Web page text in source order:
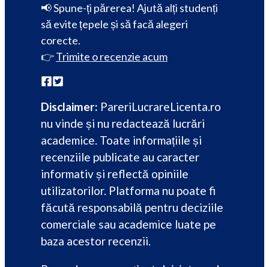
📢 Spune-ți părerea! Ajută alți studenți
să evite țepele și să facă alegeri
corecte.
👉Trimite o recenzie acum
Disclaimer: PareriLucrareLicenta.ro
nu vinde și nu redactează lucrări
academice. Toate informațiile și
recenziile publicate au caracter
informativ și reflectă opiniile
utilizatorilor. Platforma nu poate fi
făcută responsabilă pentru deciziile
comerciale sau academice luate pe
baza acestor recenzii.